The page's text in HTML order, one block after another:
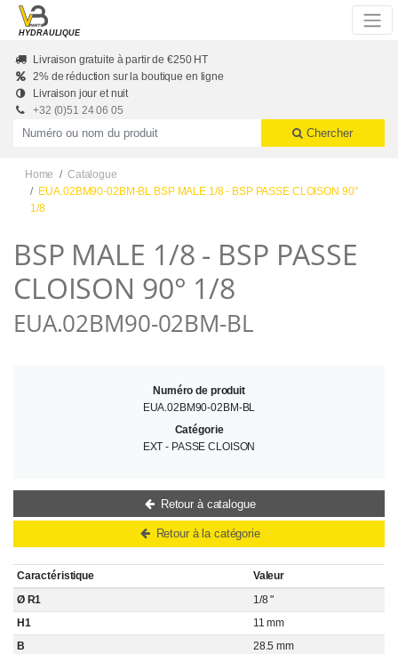
Skip to main content
HYDRAULIQUE
Livraison gratuite à partir de €250 HT
2% de réduction sur la boutique en ligne
Livraison jour et nuit
+32 (0)51 24 06 05
Productnummer of naam
Chercher
Home
Catalogue
EUA.02BM90-02BM-BL BSP MALE 1/8 - BSP PASSE CLOISON 90°
1/8
BSP MALE 1/8 - BSP PASSE
CLOISON 90° 1/8
EUA.02BM90-02BM-BL
Caractéristique
Valeur
Ø R1
1/8 "
H1
11 mm
B
28.5 mm
Numéro de produit
EUA.02BM90-02BM-BL
Catégorie
EXT - PASSE CLOISON
Retour à catalogue
Retour à la catégorie